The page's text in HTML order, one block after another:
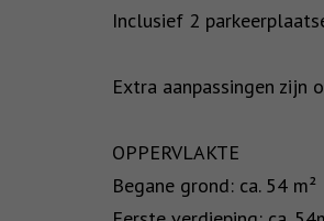
Inclusief 2
Extra aanpassingen zijn
OPPERVLAKTE
Begane grond: ca. 54 m²